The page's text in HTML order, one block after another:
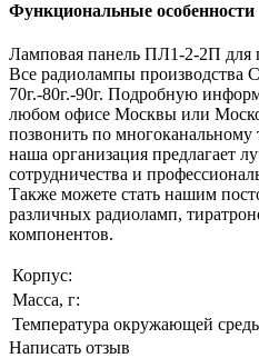
Функциональные особенности
Ламповая панель ПЛ1-2-2П для
Все радиолампы производства
70г.-80г.-90г. Подробную
любом офисе Москвы или
позвонить по
наша организация предлагает
сотрудничества и
Также можете стать нашим
различных радиоламп,
компонентов.
Корпус:
Масса, г:
Температура окружающей
Написать отзыв